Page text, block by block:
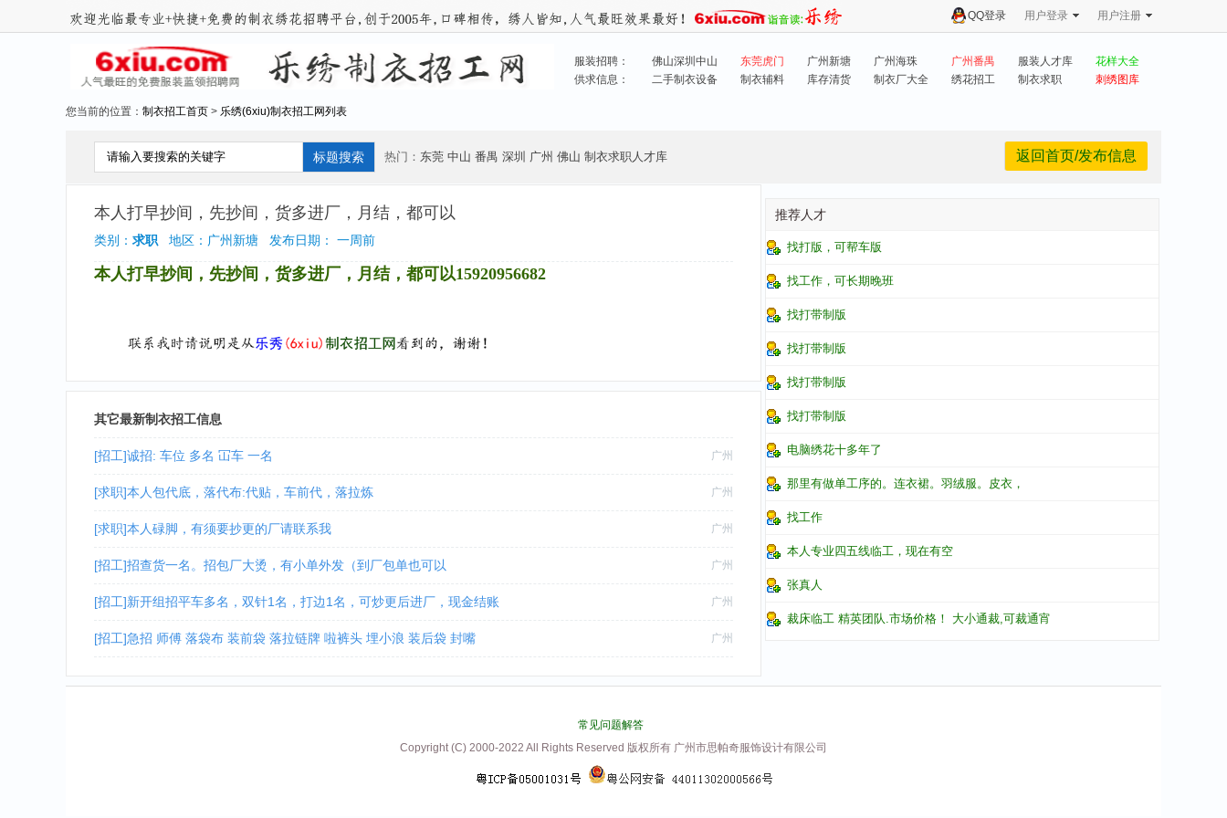
用户登录 用户注册
QQ登录
服装招聘：
供求信息：
佛山深圳中山
二手制衣设备
东莞虎门
制衣辅料
广州新塘
库存清货
广州海珠
制衣厂大全
广州番禺
绣花招工
服装人才库
制衣求职
花样大全
刺绣图库
您当前的位置： 制衣招工首页 > 乐绣(6xiu)制衣招工网列表
热门： 东莞 中山 番禺 深圳 广州 佛山 制衣求职人才库 返回首页/发布信息
本人打早抄间，先抄间，货多进厂，月结，都可以
类别： 求职 地区：广州新塘 发布日期： 一周前
本人打早抄间，先抄间，货多进厂，月结，都可以15920956682
其它最新制衣招工信息
[招工]诚招: 车位 多名 冚车 一名 广州
[求职]本人包代底，落代布:代贴，车前代，落拉炼 广州
[求职]本人碌脚，有须要抄更的厂请联系我 广州
[招工]招查货一名。招包厂大烫，有小单外发（到厂包单也可以 广州
[招工]新开组招平车多名，双针1名，打边1名，可炒更后进厂，现金结账 广州
[招工]急招 师傅 落袋布 装前袋 落拉链牌 啦裤头 埋小浪 装后袋 封嘴 广州
推荐人才
找打版，可帮车版
找工作，可长期晚班
找打带制版
找打带制版
找打带制版
找打带制版
电脑绣花十多年了
那里有做单工序的。连衣裙。羽绒服。皮衣，
找工作
本人专业四五线临工，现在有空
张真人
裁床临工 精英团队.市场价格！ 大小通裁,可裁通宵
常见问题解答
Copyright (C) 2000-2022 All Rights Reserved 版权所有 广州市思帕奇服饰设计有限公司